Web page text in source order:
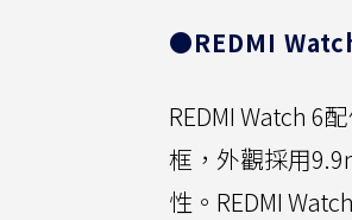
●REDMI
REDMI Watch 6
框，外觀採用
性。REDMI